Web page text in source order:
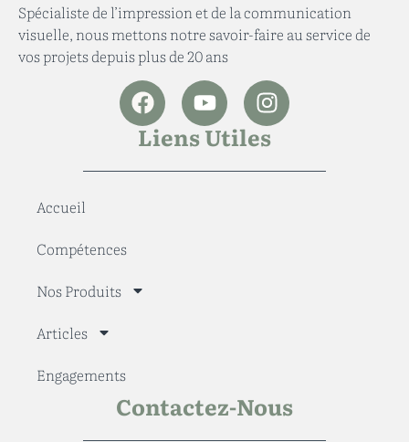
Spécialiste de l’impression et de la communication
visuelle, nous mettons notre savoir-faire au service de
vos projets depuis plus de 20 ans
Liens Utiles
Accueil
Compétences
Nos Produits
Articles
Engagements
Contactez-Nous